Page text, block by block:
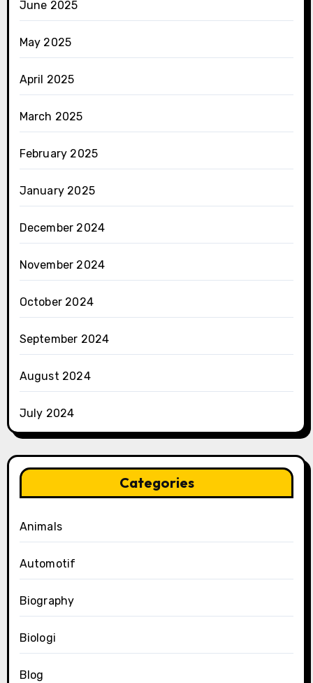
June 2025
May 2025
April 2025
March 2025
February 2025
January 2025
December 2024
November 2024
October 2024
September 2024
August 2024
July 2024
Categories
Animals
Automotif
Biography
Biologi
Blog